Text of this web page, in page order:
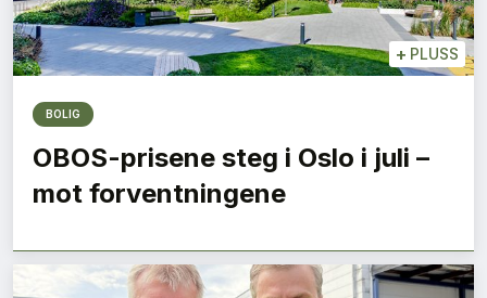
+ PLUSS
BOLIG
OBOS-prisene steg i Oslo i juli –
mot forventningene